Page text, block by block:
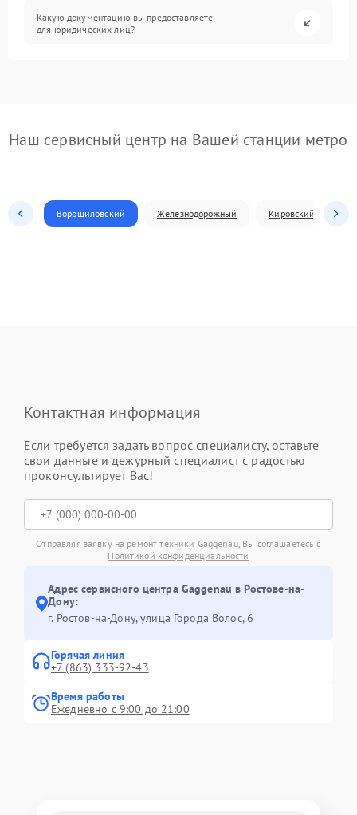
Какую документацию вы предоставляете
для юридических лиц?
Наш сервисный центр на Вашей станции метро
Ворошиловский Железнодорожный Кировский
Контактная информация
Если требуется задать вопрос специалисту, оставьте
свои данные и дежурный специалист с радостью
проконсультирует Вас!
Отправляя заявку на ремонт техники Gaggenau, Вы соглашаетесь с
Политикой конфиденциальности
Адрес сервисного центра Gaggenau в Ростове-на-
Дону:
г. Ростов-на-Дону, улица Города Волос, 6
Горячая линия
+7 (863) 333-92-43
Время работы
Ежедневно с 9:00 до 21:00